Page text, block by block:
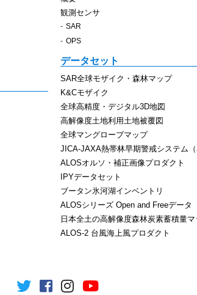
観測センサ
SAR
OPS
データセット
SAR全球モザイク・森林マップ
K&Cモザイク
全球高精度・デジタル3D地図
高解像度土地利用土地被覆図
全球マングローブマップ
JICA-JAXA熱帯林早期警戒システム
ALOSオルソ・補正画像プロダクト
IPYデータセット
ブータン氷河湖インベントリ
ALOSシリーズ Open and Freeデータ
日本全土の高解像度森林炭素蓄積量マ
ALOS-2 台風海上風プロダクト